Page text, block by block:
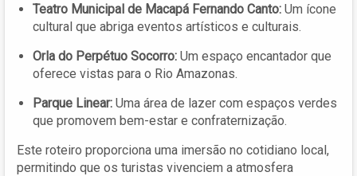
Teatro Municipal de Macapá Fernando Canto: Um ícone
cultural que abriga eventos artísticos e culturais.
Orla do Perpétuo Socorro: Um espaço encantador que
oferece vistas para o Rio Amazonas.
Parque Linear: Uma área de lazer com espaços verdes
que promovem bem-estar e confraternização.
Este roteiro proporciona uma imersão no cotidiano local,
permitindo que os turistas vivenciem a atmosfera